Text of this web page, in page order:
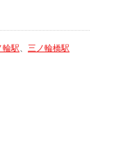
輪駅 三ノ輪橋駅